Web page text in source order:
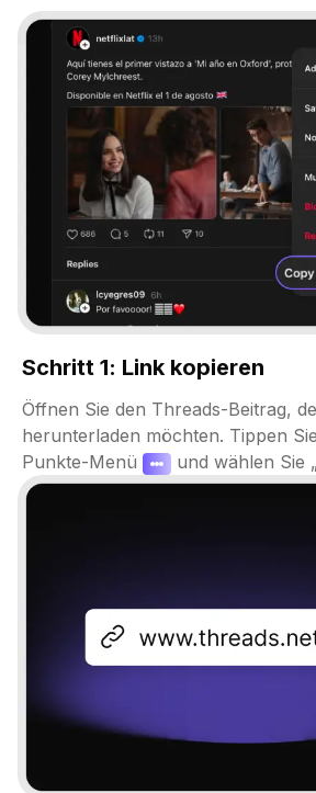
Schritt 1: Link kopieren
Öffnen Sie den Threads-Beitrag,
herunterladen möchten. Tippen
Punkte-Menü
und wählen Sie